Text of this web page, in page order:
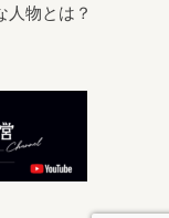
人物とは？